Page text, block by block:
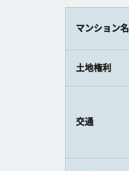
マンション名
土地権利
交通